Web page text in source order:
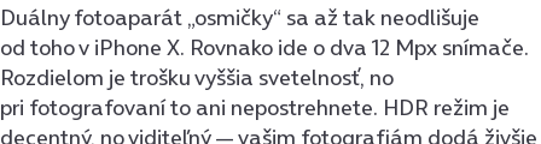
Duálny fotoaparát „osmičky“ sa až tak neodlišuje
od toho v iPhone X. Rovnako ide o dva 12 Mpx snímače.
Rozdielom je trošku vyššia svetelnosť, no
pri fotografovaní to ani nepostrehnete. HDR režim je
decentný, no viditeľný — vašim fotografiám dodá živšie